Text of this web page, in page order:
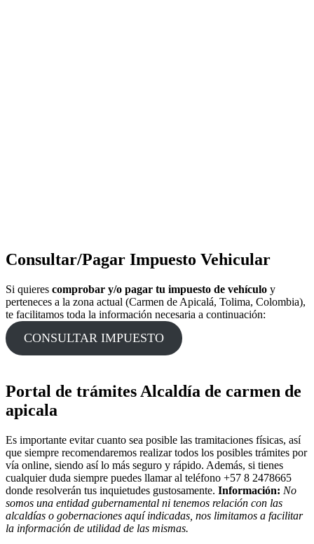
Consultar/Pagar Impuesto Vehicular
Si quieres comprobar y/o pagar tu impuesto de vehículo y
perteneces a la zona actual (Carmen de Apicalá, Tolima, Colombia),
te facilitamos toda la información necesaria a continuación:
CONSULTAR IMPUESTO
Portal de trámites Alcaldía de carmen de
apicala
Es importante evitar cuanto sea posible las tramitaciones físicas, así
que siempre recomendaremos realizar todos los posibles trámites por
vía online, siendo así lo más seguro y rápido. Además, si tienes
cualquier duda siempre puedes llamar al teléfono +57 8 2478665
donde resolverán tus inquietudes gustosamente. Información: No
somos una entidad gubernamental ni tenemos relación con las
alcaldías o gobernaciones aquí indicadas, nos limitamos a facilitar
la información de utilidad de las mismas.